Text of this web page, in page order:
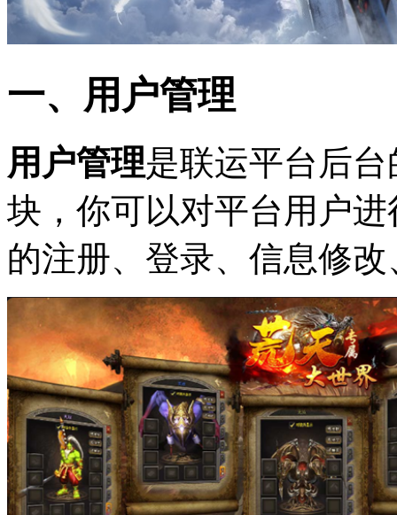
一、用户管理
用户管理是联运平台后
块，你可以对平台用户
的注册、登录、信息修